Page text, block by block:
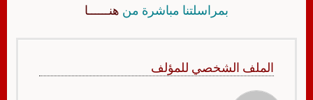
بمراسلتنا مباشرة من هنــــــا
الملف الشخصي للمؤلف